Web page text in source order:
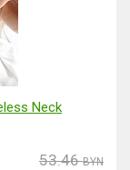
Neck
53.46 BYN